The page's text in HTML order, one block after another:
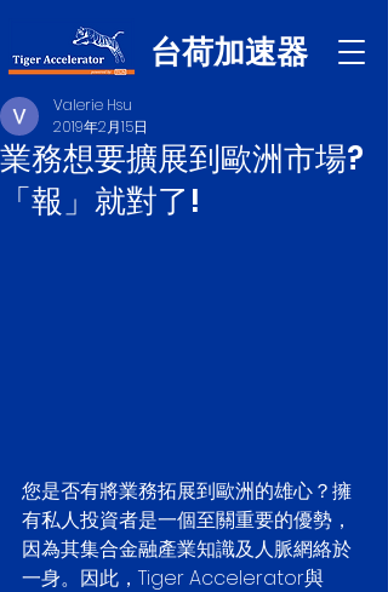
台荷加速器
業務想要擴展到歐洲市場?
「報」就對了!
Valerie Hsu
2019年2月15日
您是否有將業務拓展到歐洲的雄心？擁
有私人投資者是一個至關重要的優勢，
因為其集合金融產業知識及人脈網絡於
一身。因此，Tiger Accelerator與